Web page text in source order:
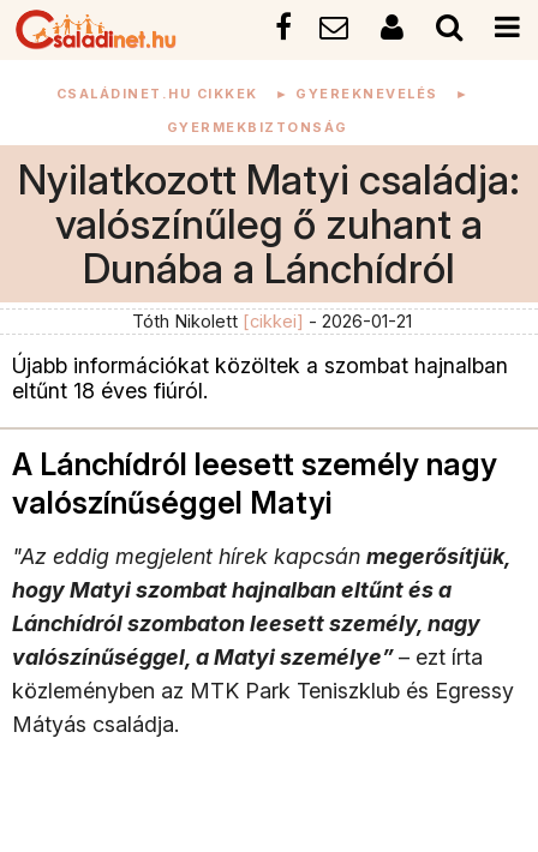
CSALÁDINET.HU CIKKEK ► GYEREKNEVELÉS ►
GYERMEKBIZTONSÁG
Nyilatkozott Matyi családja:
valószínűleg ő zuhant a
Dunába a Lánchídról
Tóth Nikolett [cikkei] - 2026-01-21
Újabb információkat közöltek a szombat hajnalban
eltűnt 18 éves fiúról.
A Lánchídról leesett személy nagy
valószínűséggel Matyi
"Az eddig megjelent hírek kapcsán megerősítjük,
hogy Matyi szombat hajnalban eltűnt és a
Lánchídról szombaton leesett személy, nagy
valószínűséggel, a Matyi személye”– ezt írta
közleményben az MTK Park Teniszklub és Egressy
Mátyás családja.